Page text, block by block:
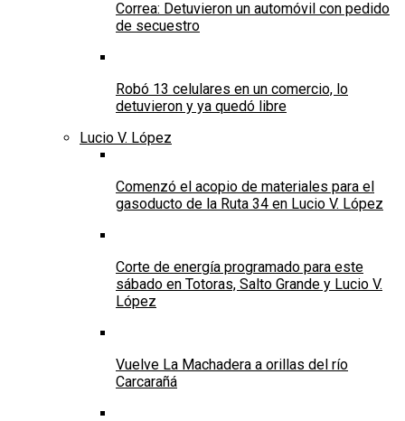
Correa: Detuvieron un automóvil con pedido
de secuestro
Robó 13 celulares en un comercio, lo
detuvieron y ya quedó libre
Lucio V. López
Comenzó el acopio de materiales para el
gasoducto de la Ruta 34 en Lucio V. López
Corte de energía programado para este
sábado en Totoras, Salto Grande y Lucio V.
López
Vuelve La Machadera a orillas del río
Carcarañá